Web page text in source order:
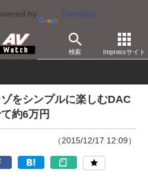
by Translate
検索 Impressサイト
をシンプルに楽しむDAC
約6万円
（2015/12/17 12:09）